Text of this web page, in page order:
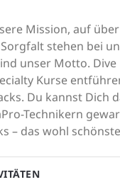
Mission, auf
stehen bei
unser Motto.
Kurse
Du kannst
Technikern
– das wohl